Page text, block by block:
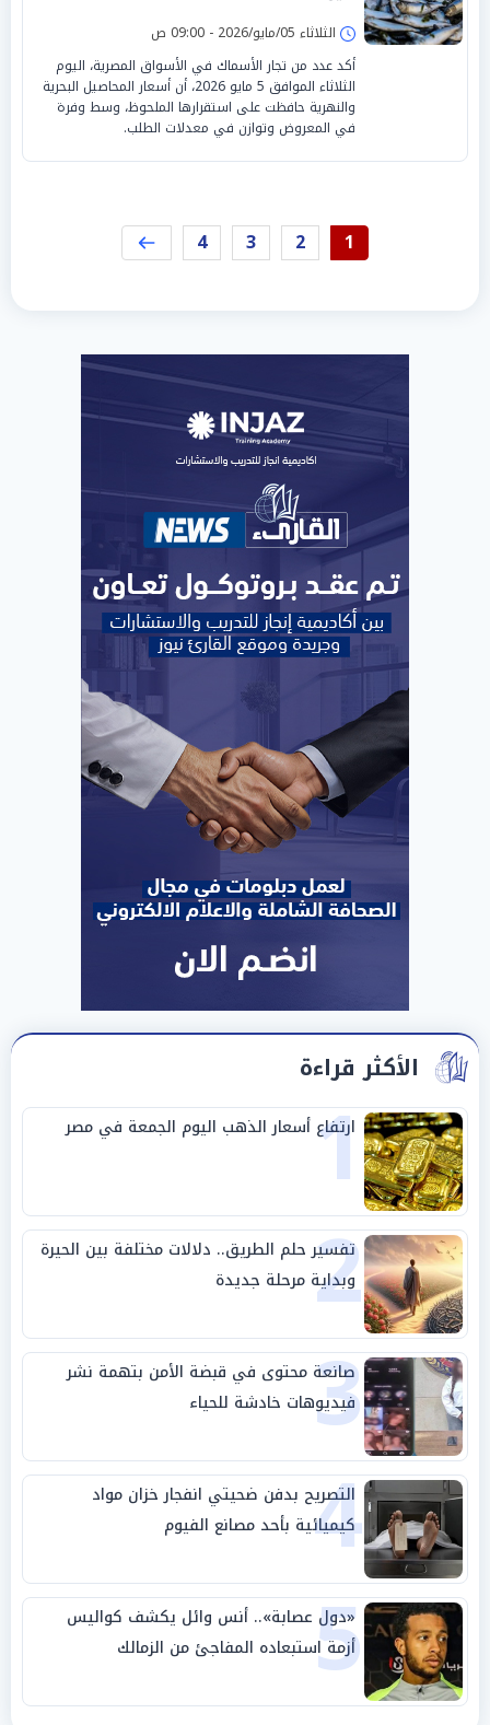
الثلاثاء 05/مايو/2026 - 09:00 ص
أكد عدد من تجار الأسماك في الأسواق المصرية، اليوم
الثلاثاء الموافق 5 مايو 2026، أن أسعار المحاصيل البحرية
والنهرية حافظت على استقرارها الملحوظ، وسط وفرة
في المعروض وتوازن في معدلات الطلب.
1
2
3
4
الأكثر قراءة
1
ارتفاع أسعار الذهب اليوم الجمعة في مصر
2
تفسير حلم الطريق.. دلالات مختلفة بين الحيرة
وبداية مرحلة جديدة
3
صانعة محتوى في قبضة الأمن بتهمة نشر
فيديوهات خادشة للحياء
4
التصريح بدفن ضحيتي انفجار خزان مواد
كيميائية بأحد مصانع الفيوم
5
«دول عصابة».. أنس وائل يكشف كواليس
أزمة استبعاده المفاجئ من الزمالك